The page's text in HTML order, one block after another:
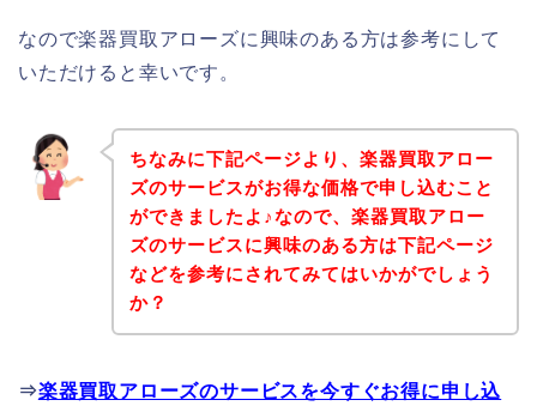
なので楽器買取アローズに興味のある方は参考にして
いただけると幸いです。
ちなみに下記ページより、楽器買取アロー
ズのサービスがお得な価格で申し込むこと
ができましたよ♪なので、楽器買取アロー
ズのサービスに興味のある方は下記ページ
などを参考にされてみてはいかがでしょう
か？
⇒楽器買取アローズのサービスを今すぐお得に申し込